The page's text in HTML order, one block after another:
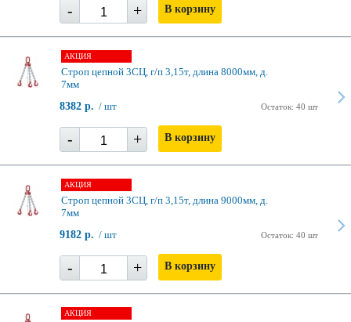
- + В корзину
АКЦИЯ
Строп цепной 3СЦ, г/п 3,15т, длина 8000мм, д.
7мм
Остаток: 40 шт
8382 р. / шт
- + В корзину
АКЦИЯ
Строп цепной 3СЦ, г/п 3,15т, длина 9000мм, д.
7мм
Остаток: 40 шт
9182 р. / шт
- + В корзину
АКЦИЯ